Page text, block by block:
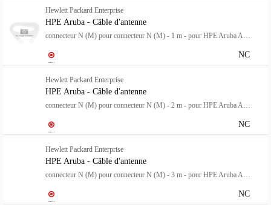
Hewlett Packard Enterprise
HPE Aruba - Câble d'antenne
NC
Hewlett Packard Enterprise
HPE Aruba - Câble d'antenne
NC
Hewlett Packard Enterprise
HPE Aruba - Câble d'antenne
NC